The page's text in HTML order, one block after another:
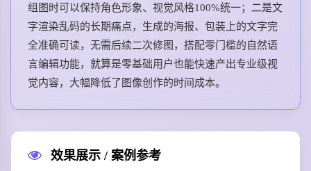
组图时可以保持角色形象、视觉风格100%统一；二是文
字渲染乱码的长期痛点，生成的海报、包装上的文字完
全准确可读，无需后续二次修图，搭配零门槛的自然语
言编辑功能，就算是零基础用户也能快速产出专业级视
觉内容，大幅降低了图像创作的时间成本。
效果展示 / 案例参考